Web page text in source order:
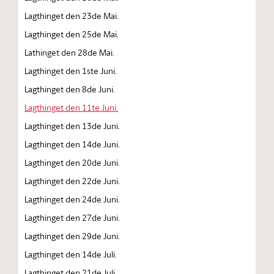
Lagthinget den 23de Mai.
Lagthinget den 25de Mai.
Lathinget den 28de Mai.
Lagthinget den 1ste Juni.
Lagthinget den 8de Juni.
Lagthinget den 11te Juni.
Lagthinget den 13de Juni.
Lagthinget den 14de Juni.
Lagthinget den 20de Juni.
Lagthinget den 22de Juni.
Lagthinget den 24de Juni.
Lagthinget den 27de Juni.
Lagthinget den 29de Juni.
Lagthinget den 14de Juli.